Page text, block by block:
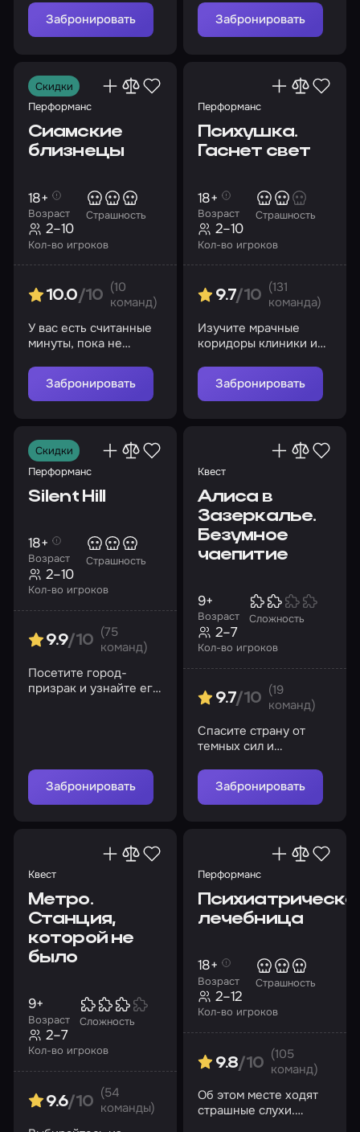
из семьи Войнич
Забронировать Забронировать
Скидки
Перформанс
Сиамские
близнецы
Возраст
18+
Страшность
Кол-во игроков
2–10
10.0/10
(10
команд)
У вас есть считанные
минуты, пока не
смена…
Забронировать
Перформанс
Психушка.
Гаснет свет
Возраст
18+
Страшность
Кол-во игроков
2–10
9.7/10
(131
команда)
Изучите мрачные
коридоры клиники и
глаза братьям
Забронировать
Скидки
Перформанс
Silent Hill
Возраст
18+
Страшность
Кол-во игроков
2–10
9.9/10
(75
команд)
Посетите город-
призрак и узнайте его
Забронировать
Квест
Алиса в
Зазеркалье.
Безумное
чаепитие
Возраст
9+
Сложность
Кол-во игроков
2–7
9.7/10
(19
команд)
Спасите страну от
темных сил и
живыми
Забронировать
Квест
Метро.
Станция,
которой не
было
Возраст
9+
Сложность
Кол-во игроков
2–7
9.6/10
(54
команды)
Перформанс
лечебница
Возраст
18+
Страшность
Кол-во игроков
2–12
9.8/10
(105
команд)
Об этом месте ходят
страшные слухи.